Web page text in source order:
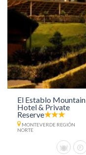
El Establo Mountain
Hotel & Private
Reserve
MONTEVERDE REGIÓN
NORTE